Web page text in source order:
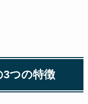
つの特徴